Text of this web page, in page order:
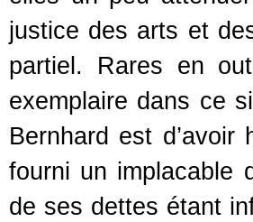
justice des arts et
partiel. Rares en
exemplaire dans ce
Bernhard est
fourni un implacable
de ses dettes étant